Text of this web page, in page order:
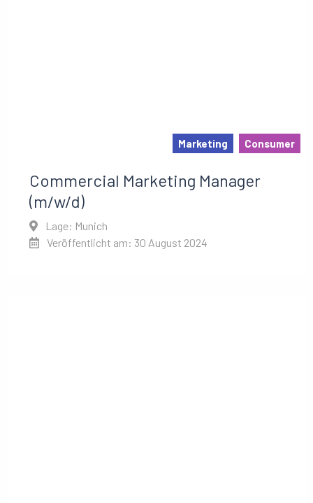
Marketing Consumer
Commercial Marketing Manager
(m/w/d)
Lage: Munich
Veröffentlicht am: 30 August 2024